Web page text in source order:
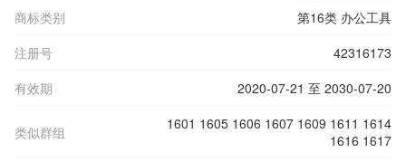
商标类别
第16类 办公工具
注册号
42316173
有效期
2020-07-21 至 2030-07-20
类似群组
1601 1605 1606 1607 1609 1611 1614
1616 1617